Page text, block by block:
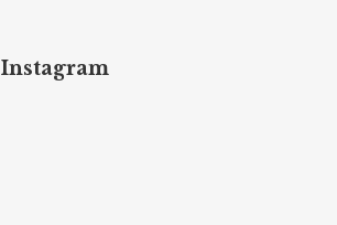
Instagram